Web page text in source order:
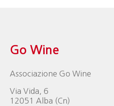
Go Wine
Associazione Go Wine
Via Vida, 6
12051 Alba (Cn)